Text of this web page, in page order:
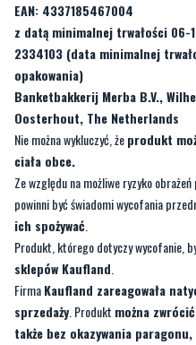
dla zapewnienia ochrony
wycofuje ze sprzedaży następujący
K-Classic Ciastka z podwójną
EAN: 4337185467004
z datą minimalnej trwałości
2334103 (data minimalnej
opakowania)
Banketbakkerij Merba B.V.,
Oosterhout, The Netherlands
Nie można wykluczyć, żeprodukt
ciała obce.
Ze względu na możliwe ryzyko
powinni być świadomi wycofania
ich spożywać.
Produkt, którego dotyczy wycofanie,
sklepów Kaufland.